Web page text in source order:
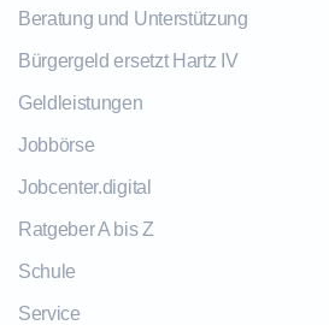
Beratung und Unterstützung
Bürgergeld ersetzt Hartz IV
Geldleistungen
Jobbörse
Jobcenter.digital
Ratgeber A bis Z
Schule
Service